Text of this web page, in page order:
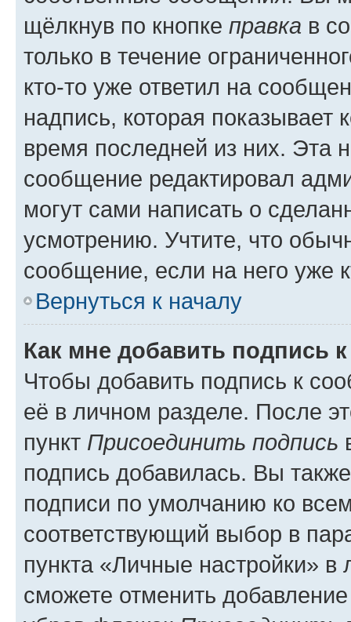
щёлкнув по кнопке правка в
только в течение
кто-то уже ответил на
надпись, которая показывает
время последней из них. Эта
сообщение редактировал
могут сами написать о
усмотрению. Учтите, что
сообщение, если на него уже
Вернуться к началу
Как мне добавить подпись
Чтобы добавить подпись к
её в личном разделе. После
пункт Присоединить подпись
подпись добавилась. Вы
подписи по умолчанию ко
соответствующий выбор в
пункта «Личные настройки»
сможете отменить